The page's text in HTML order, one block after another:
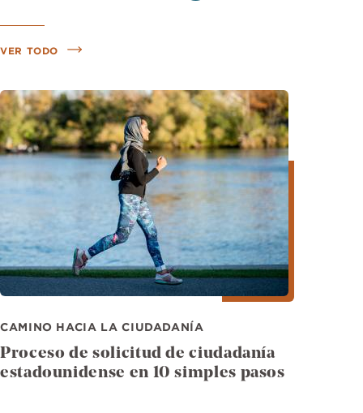
VER TODO
Imagen
CAMINO HACIA LA CIUDADANÍA
Proceso de solicitud de ciudadanía
estadounidense en 10 simples pasos